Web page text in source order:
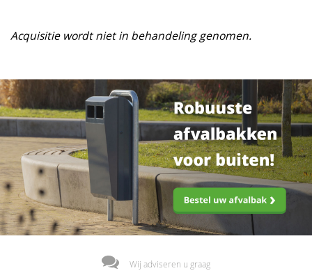
Acquisitie wordt niet in behandeling genomen.
Wij adviseren u graag